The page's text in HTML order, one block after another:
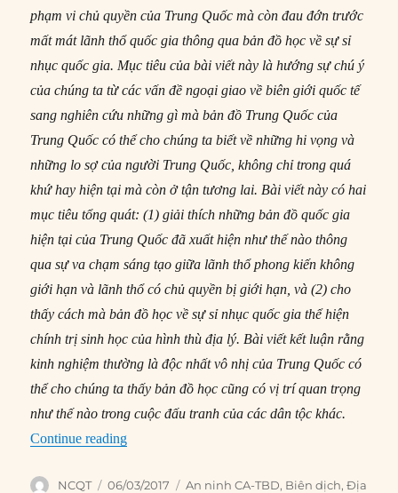
phạm vi chủ quyền của Trung Quốc mà còn đau đớn trước
mất mát lãnh thổ quốc gia thông qua bản đồ học về sự sỉ
nhục quốc gia. Mục tiêu của bài viết này là hướng sự chú ý
của chúng ta từ các vấn đề ngoại giao về biên giới quốc tế
sang nghiên cứu những gì mà bản đồ Trung Quốc của
Trung Quốc có thể cho chúng ta biết về những hi vọng và
những lo sợ của người Trung Quốc, không chỉ trong quá
khứ hay hiện tại mà còn ở tận tương lai. Bài viết này có hai
mục tiêu tổng quát: (1) giải thích những bản đồ quốc gia
hiện tại của Trung Quốc đã xuất hiện như thế nào thông
qua sự va chạm sáng tạo giữa lãnh thổ phong kiến không
giới hạn và lãnh thổ có chủ quyền bị giới hạn, và (2) cho
thấy cách mà bản đồ học về sự sỉ nhục quốc gia thể hiện
chính trị sinh học của hình thù địa lý. Bài viết kết luận rằng
kinh nghiệm thường là độc nhất vô nhị của Trung Quốc có
thể cho chúng ta thấy bản đồ học cũng có vị trí quan trọng
như thế nào trong cuộc đấu tranh của các dân tộc khác.
Continue reading“#268 – Sự sỉ nhục quốc gia qua bản đồ và sự
Author
NCQT
Posted
06/03/2017 Categories
An ninh CA-TBD, Biên dịch,Địa